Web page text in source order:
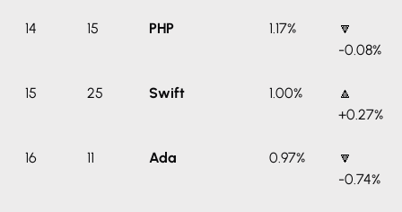
14 15 PHP 1.17%
🔽
-0.08%
15 25 Swift 1.00%
🔼
+0.27%
16 11 Ada 0.97%
🔽
-0.74%